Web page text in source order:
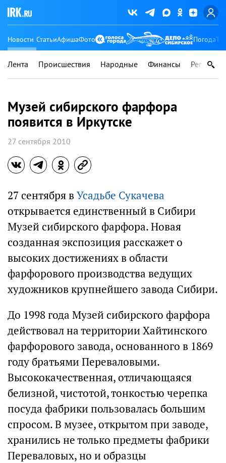
Новости СтатьиАфишаФото Погода
Лента Происшествия Народные Финансы Регионы
Музей сибирского фарфора
появится в Иркутске
27 сентября 2010
27 сентября в Усадьбе Сукачева
открывается единственный в Сибири
Музей сибирского фарфора. Новая
созданная экспозиция расскажет о
высоких достижениях в области
фарфорового производства ведущих
художников крупнейшего завода Сибири.
До 1998 года Музей сибирского фарфора
действовал на территории Хайтинского
фарфорового завода, основанного в 1869
году братьями Переваловыми.
Высококачественная, отличающаяся
белизной, чистотой, тонкостью черепка
посуда фабрики пользовалась большим
спросом. В музее, открытом при заводе,
хранились не только предметы фабрики
Переваловых, но и образцы